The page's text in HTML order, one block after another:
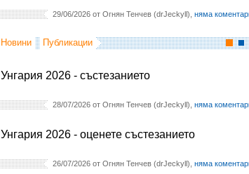
29/06/2026 от Огнян Тенчев (drJeckyll), няма
Новини Публикации
Унгария 2026 - състезанието
28/07/2026 от Огнян Тенчев (drJeckyll), няма
Унгария 2026 - оценете състезанието
26/07/2026 от Огнян Тенчев (drJeckyll), няма